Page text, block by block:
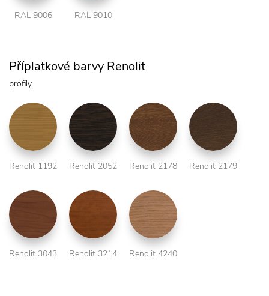
RAL 9006 RAL 9010
Příplatkové barvy Renolit
profily
Renolit 1192 Renolit 2052 Renolit 2178 Renolit 2179
Renolit 3043 Renolit 3214 Renolit 4240